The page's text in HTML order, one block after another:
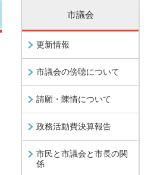
市議会
更新情報
市議会の傍聴について
請願・陳情について
政務活動費決算報告
市民と市議会と市長の関
係